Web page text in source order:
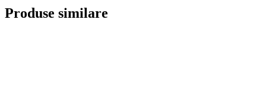
Produse similare